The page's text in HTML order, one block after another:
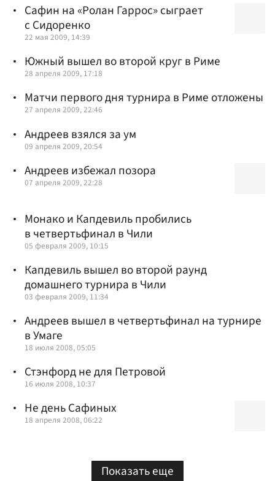
Сафин на «Ролан Гаррос» сыграет
с Сидоренко
22 мая 2009, 14:39
Южный вышел во второй круг в Риме
28 апреля 2009, 17:18
Матчи первого дня турнира в Риме отложены
27 апреля 2009, 22:46
Андреев взялся за ум
09 апреля 2009, 20:54
Андреев избежал позора
07 апреля 2009, 22:28
Монако и Капдевиль пробились
в четвертьфинал в Чили
05 февраля 2009, 10:15
Капдевиль вышел во второй раунд
домашнего турнира в Чили
03 февраля 2009, 11:34
Андреев вышел в четвертьфинал на турнире
в Умаге
18 июля 2008, 05:05
Стэнфорд не для Петровой
16 июля 2008, 10:37
Не день Сафиных
18 апреля 2008, 06:22
Показать еще